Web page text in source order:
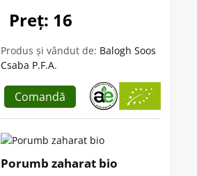
Preț: 16
Produs și vândut de: Balogh Soos
Csaba P.F.A.
Comandă
Porumb zaharat bio